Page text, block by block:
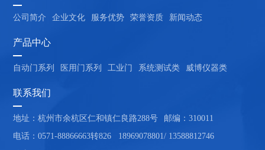
公司简介 企业文化 服务优势 荣誉资质 新闻动态
产品中心
自动门系列 医用门系列 工业门 系统测试类 威博仪器类
联系我们
地址：杭州市余杭区仁和镇仁良路288号
邮编：310011
电话：0571-88866663转826   18969078801/ 13588812746